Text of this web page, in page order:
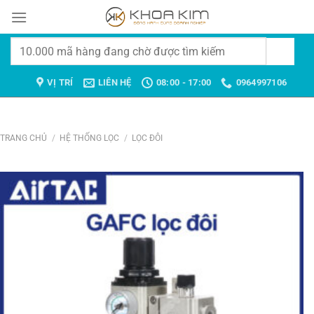
đến
Tìm
VỊ TRÍ LIÊN HỆ 08:00 - 17:00 0964997106
TRANG CHỦ / HỆ THỐNG LỌC / LỌC ĐÔI